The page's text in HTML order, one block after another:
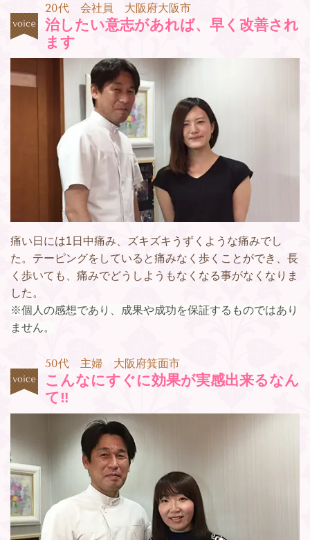
20代 会社員 大阪府大阪市
治したい意志があれば、早く改善され
ます
痛い日には1日中痛み、ズキズキうずくような痛みでし
た。テーピングをしていると痛みなく歩くことができ、長
く歩いても、痛みでどうしようもなくなる事がなくなりま
した。
※個人の感想であり、成果や成功を保証するものではあり
ません。
50代 主婦 大阪府箕面市
こんなにすぐに効果が実感出来るなん
て‼